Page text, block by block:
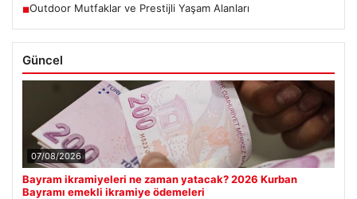
■Outdoor Mutfaklar ve Prestijli Yaşam Alanları
Güncel
07/08/2026
Bayram ikramiyeleri ne zaman yatacak? 2026 Kurban
Bayramı emekli ikramiye ödemeleri